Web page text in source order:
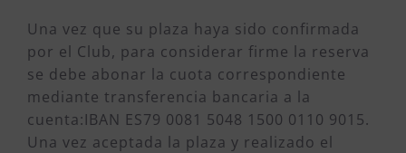
Una vez que su plaza haya sido confirmada
por el Club, para considerar firme la reserva
se debe abonar la cuota correspondiente
mediante transferencia bancaria a la
cuenta:IBAN ES79 0081 5048 1500 0110 9015.
Una vez aceptada la plaza y realizado el